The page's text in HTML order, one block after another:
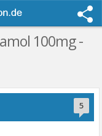
100mg -
5